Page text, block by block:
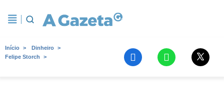
Início
Dinheiro
Felipe Storch